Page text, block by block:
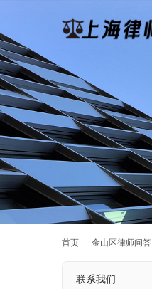
首页 金山区律师问答
联系我们